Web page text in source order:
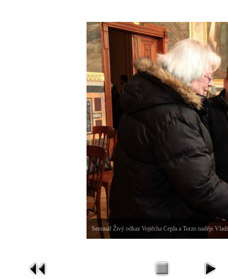
Seminář Živý odkaz Vojtěcha Cepla a Torzo naděje